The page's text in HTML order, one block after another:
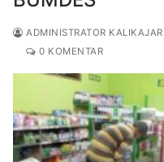
ADMINISTRATOR KALIKAJAR
0 KOMENTAR